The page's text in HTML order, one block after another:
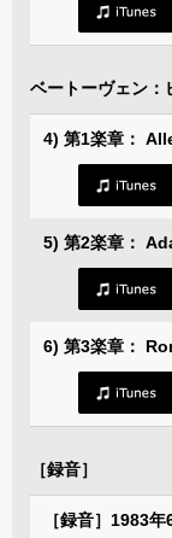
ベートーヴェン：
4) 第1楽章：
5) 第2楽章：
6) 第3楽章：
［録音］
［録音］1983